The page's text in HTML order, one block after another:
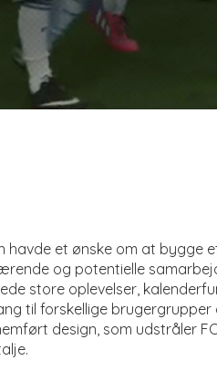
havde et ønske om at bygge
og potentielle
store oplevelser,
til forskellige brugergrupper
design, som udstråler